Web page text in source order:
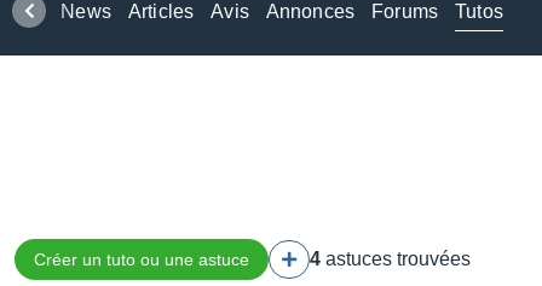
News Articles Avis Annonces Forums Tutos
Créer un tuto ou une astuce 4 astuces trouvées